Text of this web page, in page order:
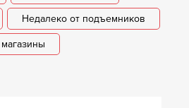
Недалеко от подъемников